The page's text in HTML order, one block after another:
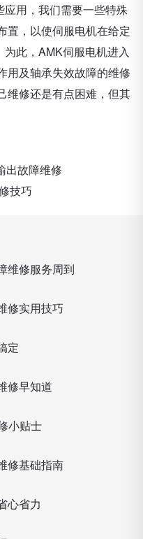
用，我们需要一些特殊
置，以使伺服电机在给定
此，AMK伺服电机进入
用及轴承失效故障的维修
维修还是有点困难，但其
出故障维修
技巧
维修服务周到
修实用技巧
定
修早知道
小贴士
修基础指南
心省力